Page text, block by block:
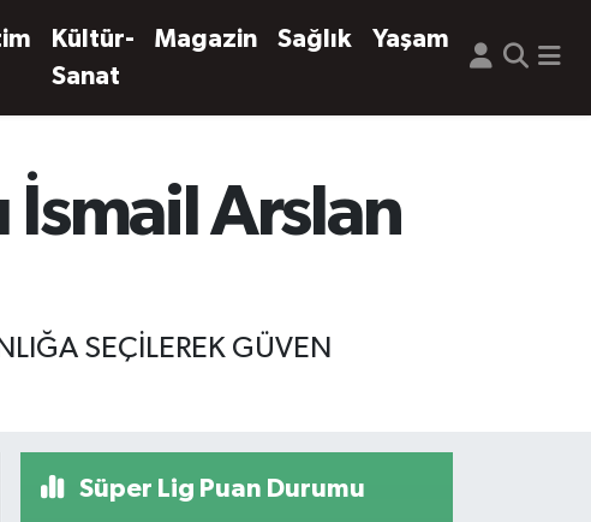
Kültür-
Sanat
Magazin Sağlık Yaşam
İsmail Arslan
SEÇİLEREK GÜVEN
Süper Lig Puan Durumu